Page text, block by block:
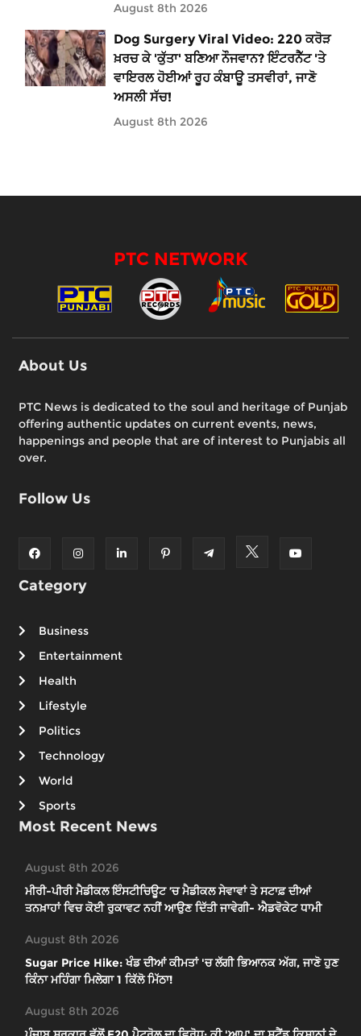
August 8th 2026
Dog Surgery Viral Video: 220 ਕਰੋੜ
ਖ਼ਰਚ ਕੇ 'ਕੁੱਤਾ' ਬਣਿਆ ਨੌਜਵਾਨ? ਇੰਟਰਨੈੱਟ 'ਤੇ
ਵਾਇਰਲ ਹੋਈਆਂ ਰੂਹ ਕੰਬਾਊ ਤਸਵੀਰਾਂ, ਜਾਣੋ
ਅਸਲੀ ਸੱਚ!
August 8th 2026
PTC NETWORK
About Us
PTC News is dedicated to the soul and heritage of Punjab
offering authentic updates on current events, news,
happenings and people that are of interest to Punjabis all
over.
Follow Us
Category
Business
Entertainment
Health
Lifestyle
Politics
Technology
World
Sports
Most Recent News
August 8th 2026
ਮੀਰੀ-ਪੀਰੀ ਮੈਡੀਕਲ ਇੰਸਟੀਚਿਊਟ ’ਚ ਮੈਡੀਕਲ ਸੇਵਾਵਾਂ ਤੇ ਸਟਾਫ਼ ਦੀਆਂ
ਤਨਖ਼ਾਹਾਂ ਵਿਚ ਕੋਈ ਰੁਕਾਵਟ ਨਹੀਂ ਆਉਣ ਦਿੱਤੀ ਜਾਵੇਗੀ- ਐਡਵੋਕੇਟ ਧਾਮੀ
August 8th 2026
Sugar Price Hike: ਖੰਡ ਦੀਆਂ ਕੀਮਤਾਂ 'ਚ ਲੱਗੀ ਭਿਆਨਕ ਅੱਗ, ਜਾਣੋ ਹੁਣ
ਕਿੰਨਾ ਮਹਿੰਗਾ ਮਿਲੇਗਾ 1 ਕਿੱਲੋ ਮਿੱਠਾ!
August 8th 2026